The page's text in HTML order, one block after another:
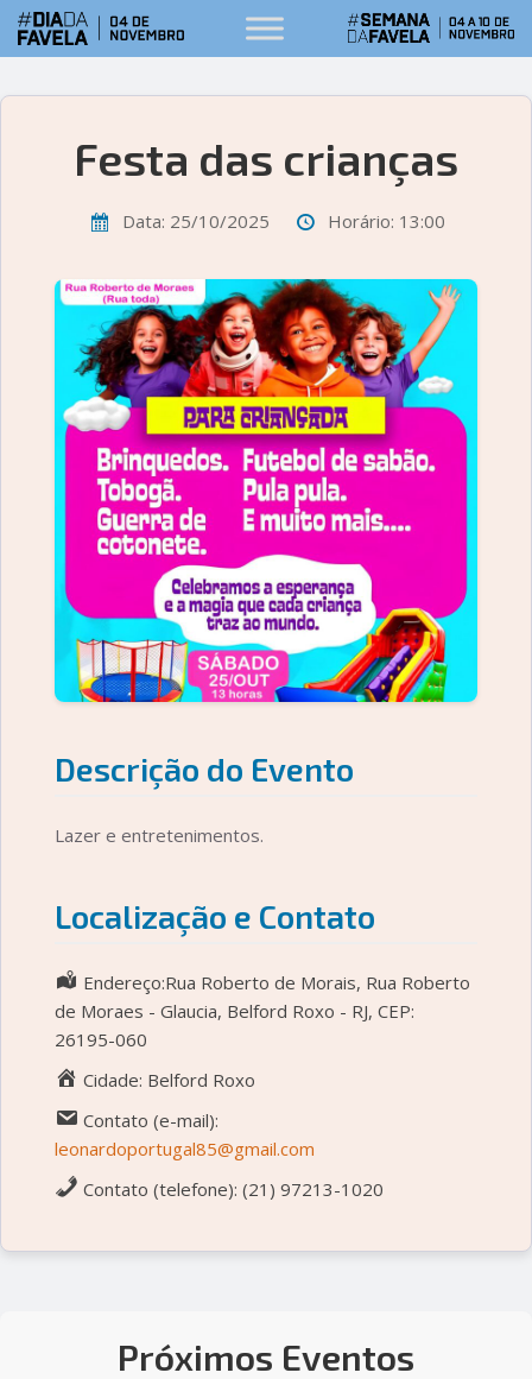
Festa das crianças
Data: 25/10/2025 Horário: 13:00
Descrição do Evento
Lazer e entretenimentos.
Localização e Contato
Endereço:Rua Roberto de Morais, Rua Roberto
de Moraes - Glaucia, Belford Roxo - RJ, CEP:
26195-060
Cidade: Belford Roxo
Contato (e-mail):
leonardoportugal85@gmail.com
Contato (telefone): (21) 97213-1020
Próximos Eventos